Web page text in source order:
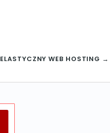
ELASTYCZNY WEB HOSTING →